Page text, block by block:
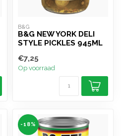
B&G
B&G NEW YORK DELI
STYLE PICKLES 945ML
€7,25
Op voorraad
-18%